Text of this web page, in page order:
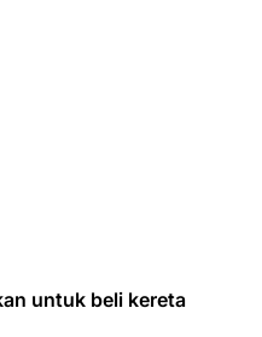
untuk beli kereta